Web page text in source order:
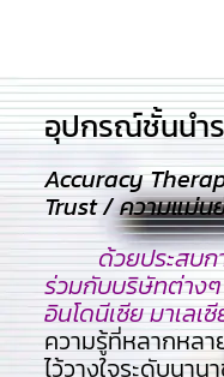
อุปกรณ์ชั้นนำ
Accuracy
Trust / ความแม่น
ด้วยประสบ
ร่วมกับบริษัทต่างๆ
อินโดนีเซีย มาเลเ
ความรู้ที่หลากหล
ไว้วางใจระดับนาน